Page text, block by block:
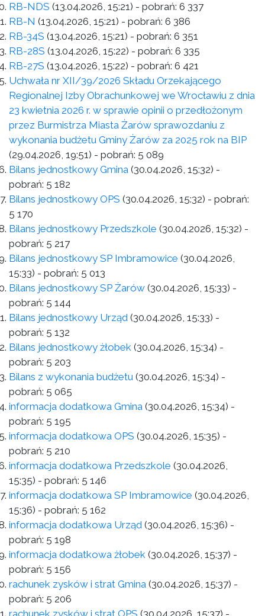
RB-NDS (13.04.2026, 15:21) - pobrań: 6 337
RB-N (13.04.2026, 15:21) - pobrań: 6 386
RB-34S (13.04.2026, 15:21) - pobrań: 6 351
RB-28S (13.04.2026, 15:22) - pobrań: 6 335
RB-27S (13.04.2026, 15:22) - pobrań: 6 421
Uchwała nr XII/39/2026 Składu Orzekającego
Regionalnej Izby Obrachunkowej we Wrocławiu z dnia
23 kwietnia 2026 r. w sprawie opinii o przedłożonym
przez Burmistrza Miasta Żarów sprawozdaniu z
wykonania budżetu Gminy Żarów za 2025 rok na BIP
(29.04.2026, 19:51) - pobrań: 5 089
Bilans jednostkowy Gmina (30.04.2026, 15:32) -
pobrań: 5 182
Bilans jednostkowy OPS (30.04.2026, 15:32) - pobrań:
5 170
Bilans jednostkowy Przedszkole (30.04.2026, 15:32) -
pobrań: 5 217
Bilans jednostkowy SP Imbramowice (30.04.2026,
15:33) - pobrań: 5 013
Bilans jednostkowy SP Żarów (30.04.2026, 15:33) -
pobrań: 5 144
Bilans jednostkowy Urząd (30.04.2026, 15:33) -
pobrań: 5 132
Bilans jednostkowy żłobek (30.04.2026, 15:34) -
pobrań: 5 203
Bilans z wykonania budżetu (30.04.2026, 15:34) -
pobrań: 5 065
informacja dodatkowa Gmina (30.04.2026, 15:34) -
pobrań: 5 195
informacja dodatkowa OPS (30.04.2026, 15:35) -
pobrań: 5 210
informacja dodatkowa Przedszkole (30.04.2026,
15:35) - pobrań: 5 146
informacja dodatkowa SP Imbramowice (30.04.2026,
15:36) - pobrań: 5 162
informacja dodatkowa Urząd (30.04.2026, 15:36) -
pobrań: 5 198
informacja dodatkowa żłobek (30.04.2026, 15:37) -
pobrań: 5 156
rachunek zysków i strat Gmina (30.04.2026, 15:37) -
pobrań: 5 206
rachunek zysków i strat OPS (30.04.2026, 15:37) -